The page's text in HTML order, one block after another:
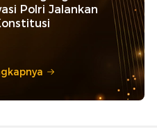
Polri Jalankan